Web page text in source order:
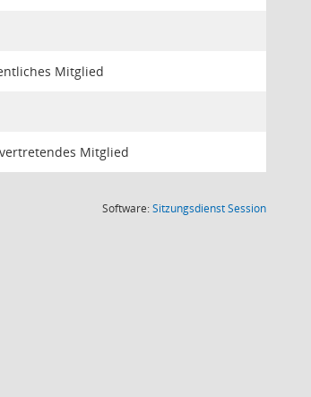
Mitglied
Mitglied
Software:SitzungsdienstSession(Wird in